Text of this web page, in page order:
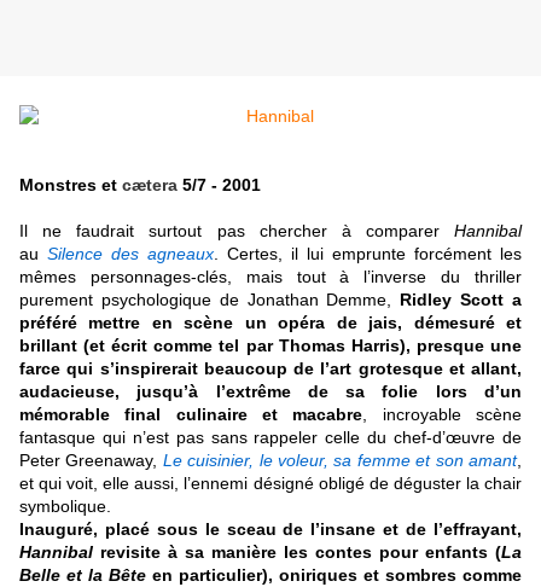
Monstres et cætera 5/7 - 2001
Il ne faudrait surtout pas chercher à comparer Hannibal
au Silence des agneaux . Certes, il lui emprunte forcément les
mêmes personnages-clés, mais tout à l’inverse du thriller
purement psychologique de Jonathan Demme, Ridley Scott a
préféré mettre en scène un opéra de jais, démesuré et
brillant (et écrit comme tel par Thomas Harris), presque une
farce qui s’inspirerait beaucoup de l’art grotesque et allant,
audacieuse, jusqu’à l’extrême de sa folie lors d’un
mémorable final culinaire et macabre , incroyable scène
fantasque qui n’est pas sans rappeler celle du chef-d’œuvre de
Peter Greenaway, Le cuisinier, le voleur, sa femme et son amant,
et qui voit, elle aussi, l’ennemi désigné obligé de déguster la chair
symbolique.
Inauguré, placé sous le sceau de l’insane et de l’effrayant,
Hannibal revisite à sa manière les contes pour enfants (La
Belle et la Bête en particulier), oniriques et sombres comme